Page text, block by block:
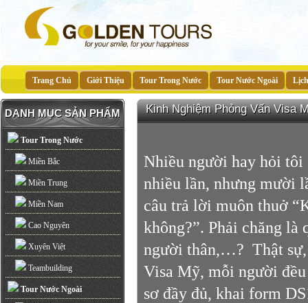
Trang Chủ Giới Thiệu Tour Trong Nước Tour Nước Ngoài
DANH MỤC SẢN PHẨM
Tour Trong Nước
Miền Bắc
Miền Trung
Miền Nam
Cao Nguyên
Xuyên Việt
Teambuilding
Tour Nước Ngoài
Kinh Nghiệm Phỏng Vấn Visa
Nhiều người hay hỏi tôi
nhiều lần, nhưng mười
câu trả lời muôn thuở
không?”. Phải chăng
người thân,…? Thật sự,
Visa Mỹ, mỗi người
sơ đầy đủ, khai form